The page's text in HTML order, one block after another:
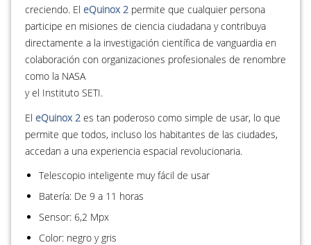
creciendo. El eQuinox 2 permite que cualquier persona
participe en misiones de ciencia ciudadana y contribuya
directamente a la investigación científica de vanguardia en
colaboración con organizaciones profesionales de renombre
como la NASA
y el Instituto SETI.
El eQuinox 2 es tan poderoso como simple de usar, lo que
permite que todos, incluso los habitantes de las ciudades,
accedan a una experiencia espacial revolucionaria.
Telescopio inteligente muy fácil de usar
Batería: De 9 a 11 horas
Sensor: 6,2 Mpx
Color: negro y gris